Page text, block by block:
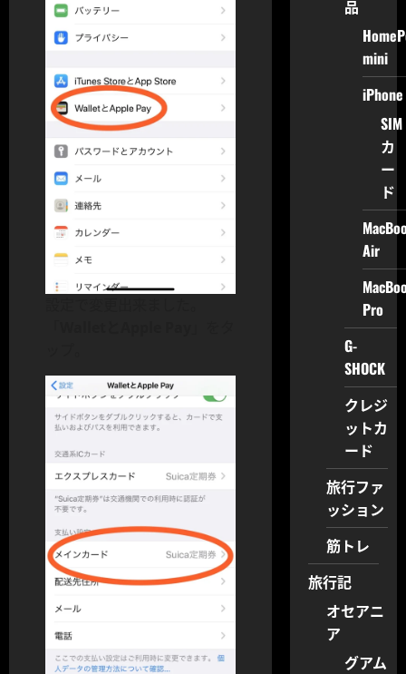
品
mini
iPhone
SIM
カ
ー
ド
Air
Pro
G-
SHOCK
クレジ
ットカ
ード
旅行ファ
ッション
筋トレ
旅行記
オセアニ
ア
グアム